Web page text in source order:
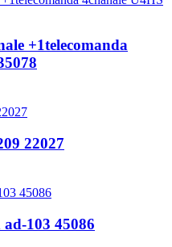
+1telecomanda
22027
103 45086